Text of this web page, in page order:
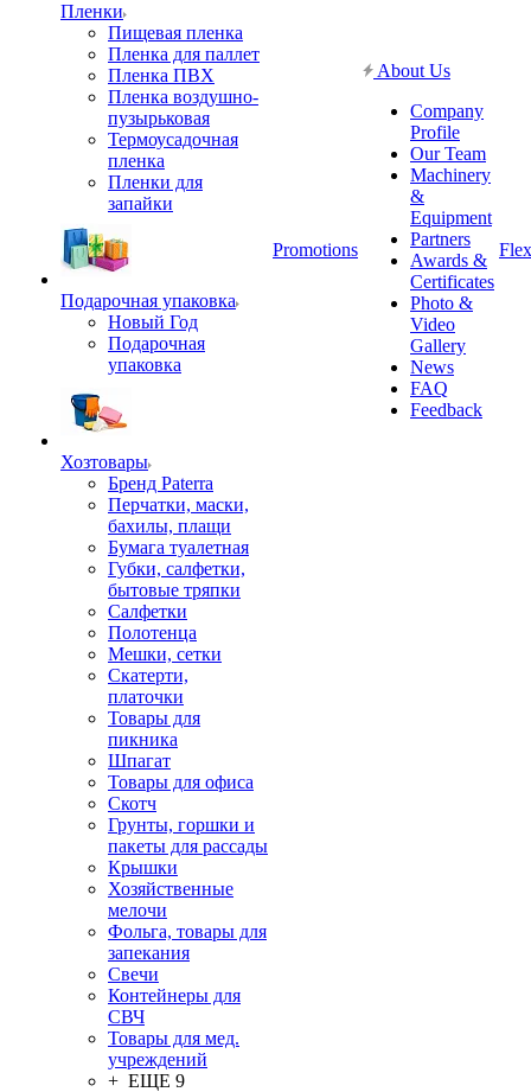
Пленки
Пищевая пленка
Пленка для паллет
Пленка ПВХ
Пленка воздушно-
пузырьковая
Термоусадочная
пленка
Пленки для
запайки
Подарочная упаковка
Новый Год
Подарочная
упаковка
Хозтовары
Бренд Paterra
Перчатки, маски,
бахилы, плащи
Бумага туалетная
Губки, салфетки,
бытовые тряпки
Салфетки
Полотенца
Мешки, сетки
Скатерти,
платочки
Товары для
пикника
Шпагат
Товары для офиса
Скотч
Грунты, горшки и
пакеты для рассады
Крышки
Хозяйственные
мелочи
Фольга, товары для
запекания
Свечи
Контейнеры для
СВЧ
Товары для мед.
учреждений
+ ЕЩЕ 9
Promotions
About Us
Company
Profile
Our Team
Machinery
&
Equipment
Partners
Awards &
Certificates
Photo &
Video
Gallery
News
FAQ
Feedback